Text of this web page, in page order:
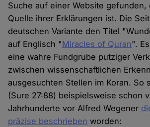
Suche auf einer Website gefunden,
Quelle ihrer Erklärungen ist. Die
deutschen Variante den Titel
auf Englisch "Miracles of Quran".
eine wahre Fundgrube putziger
zwischen wissenschaftlichen
ausgesuchten Stellen im Koran. So
(Sure 27:88) beispielsweise schon
Jahrhunderte vor Alfred Wegener
präzise beschrieben worden: